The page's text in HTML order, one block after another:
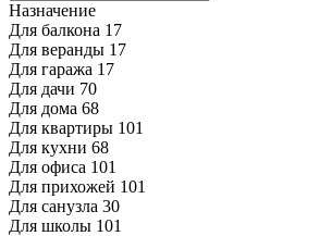
Назначение
Для балкона 17
Для веранды 17
Для гаража 17
Для дачи 70
Для дома 68
Для квартиры 101
Для кухни 68
Для офиса 101
Для прихожей 101
Для санузла 30
Для школы 101